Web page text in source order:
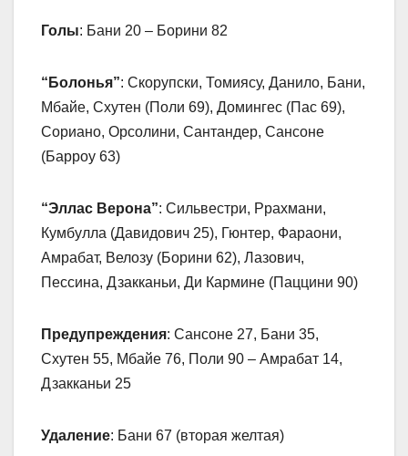
Голы: Бани 20 – Борини 82
“Болонья”: Скорупски, Томиясу, Данило, Бани,
Мбайе, Схутен (Поли 69), Домингес (Пас 69),
Сориано, Орсолини, Сантандер, Сансоне
(Барроу 63)
“Эллас Верона”: Сильвестри, Ррахмани,
Кумбулла (Давидович 25), Гюнтер, Фараони,
Амрабат, Велозу (Борини 62), Лазович,
Пессина, Дзакканьи, Ди Кармине (Паццини 90)
Предупреждения: Сансоне 27, Бани 35,
Схутен 55, Мбайе 76, Поли 90 – Амрабат 14,
Дзакканьи 25
Удаление: Бани 67 (вторая желтая)